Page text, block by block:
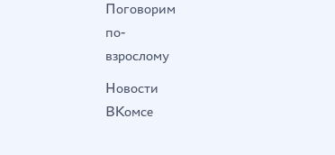
Поговорим
по-
взрослому
Новости
ВКомсе